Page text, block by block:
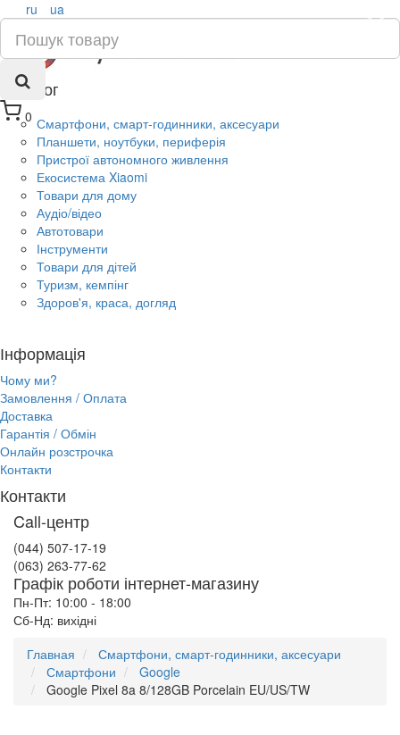
0
×
ru ua
Каталог
Смартфони, смарт-годинники, аксесуари
Планшети, ноутбуки, периферія
Пристрої автономного живлення
Екосистема Xiaomi
Товари для дому
Аудіо/відео
Автотовари
Інструменти
Товари для дітей
Туризм, кемпінг
Здоров'я, краса, догляд
Інформація
Чому ми?
Замовлення / Оплата
Доставка
Гарантія / Обмін
Онлайн розстрочка
Контакти
Контакти
Call-центр
(044) 507-17-19
(063) 263-77-62
Графік роботи інтернет-магазину
Пн-Пт: 10:00 - 18:00
Сб-Нд: вихідні
Главная
Смартфони, смарт-годинники, аксесуари
Смартфони
Google
Google Pixel 8a 8/128GB Porcelain EU/US/TW